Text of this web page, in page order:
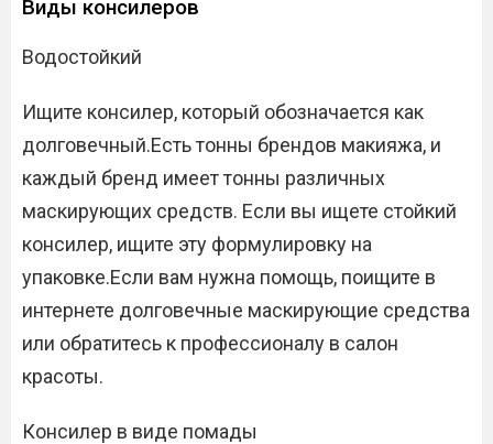
Виды консилеров
Водостойкий
Ищите консилер, который обозначается как
долговечный.Есть тонны брендов макияжа, и
каждый бренд имеет тонны различных
маскирующих средств. Если вы ищете стойкий
консилер, ищите эту формулировку на
упаковке.Если вам нужна помощь, поищите в
интернете долговечные маскирующие средства
или обратитесь к профессионалу в салон
красоты.
Консилер в виде помады